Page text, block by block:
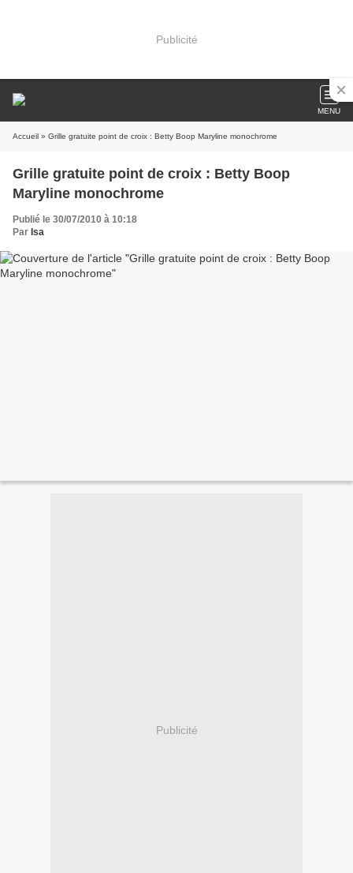
Publicité
MENU
Accueil » Grille gratuite point de croix : Betty Boop Maryline monochrome
Grille gratuite point de croix : Betty Boop
Maryline monochrome
Publié le 30/07/2010 à 10:18
Par Isa
Publicité